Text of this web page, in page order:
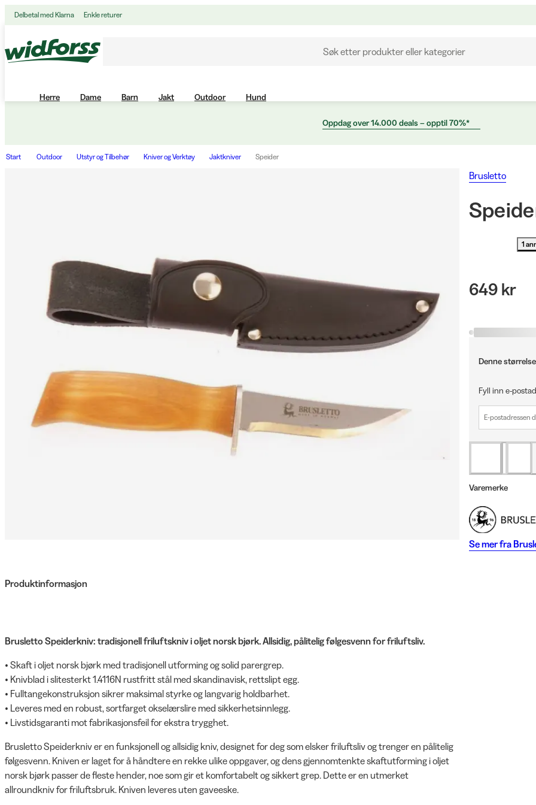
Delbetal med Klarna Enkle returer
Søk etter produkter eller kategorier
Herre Dame Barn Jakt Outdoor Hund
Oppdag over 14.000 deals – opptil 70%*
Start Outdoor Utstyr og Tilbehør Kniver og Verktøy Jaktkniver Speider
Produktinformasjon
Brusletto Speiderkniv: tradisjonell friluftskniv i oljet norsk bjørk. Allsidig, pålitelig følgesvenn for friluftsliv.
• Skaft i oljet norsk bjørk med tradisjonell utforming og solid parergrep.
• Knivblad i slitesterkt 1.4116N rustfritt stål med skandinavisk, rettslipt egg.
• Fulltangekonstruksjon sikrer maksimal styrke og langvarig holdbarhet.
• Leveres med en robust, sortfarget okselærslire med sikkerhetsinnlegg.
• Livstidsgaranti mot fabrikasjonsfeil for ekstra trygghet.
Brusletto Speiderkniv er en funksjonell og allsidig kniv, designet for deg som elsker friluftsliv og trenger en pålitelig
følgesvenn. Kniven er laget for å håndtere en rekke ulike oppgaver, og dens gjennomtenkte skaftutforming i oljet
norsk bjørk passer de fleste hender, noe som gir et komfortabelt og sikkert grep. Dette er en utmerket
allroundkniv for friluftsbruk. Kniven leveres uten gaveeske.
Brusletto
1
649 kr
Denne
Fyll inn e-
Varemerke
Se mer fra